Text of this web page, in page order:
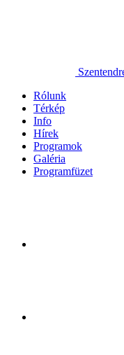
Rólunk
Térkép
Info
Hírek
Programok
Galéria
Programfüzet